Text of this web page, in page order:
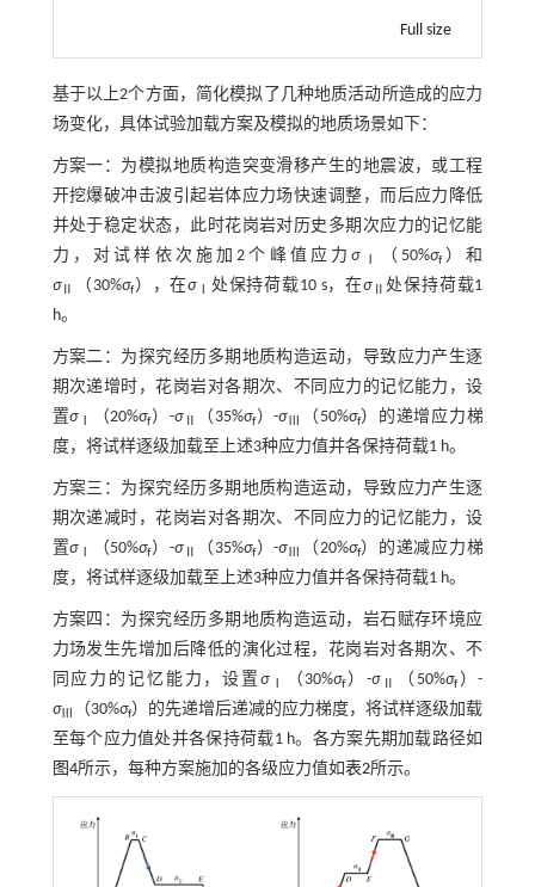
Full size
基于以上2个方面，简化模拟了几种地质活动所造成的应力
场变化，具体试验加载方案及模拟的地质场景如下：
方案一：为模拟地质构造突变滑移产生的地震波，或工程
开挖爆破冲击波引起岩体应力场快速调整，而后应力降低
并处于稳定状态，此时花岗岩对历史多期次应力的记忆能
力，对试样依次施加2个峰值应力σ （50%σf）和
σⅡ （30%σf），在σ 处保持荷载10 s，在σⅡ处保持荷载1
h。
方案二：为探究经历多期地质构造运动，导致应力产生逐
期次递增时，花岗岩对各期次、不同应力的记忆能力，设
置σ （20%σf）-σⅡ （35%σf）-σ （50%σf）的递增应力梯
度，将试样逐级加载至上述3种应力值并各保持荷载1 h。
方案三：为探究经历多期地质构造运动，导致应力产生逐
期次递减时，花岗岩对各期次、不同应力的记忆能力，设
置σ （50%σf）-σⅡ （35%σf）-σ （20%σf）的递减应力梯
度，将试样逐级加载至上述3种应力值并各保持荷载1 h。
方案四：为探究经历多期地质构造运动，岩石赋存环境应
力场发生先增加后降低的演化过程，花岗岩对各期次、不
同应力的记忆能力，设置 σⅠ （30%σf）-σ （50%σf）-
σⅢ （30%σf）的先递增后递减的应力梯度，将试样逐级加载
至每个应力值处并各保持荷载1 h。各方案先期加载路径如
图4所示，每种方案施加的各级应力值如表2所示。